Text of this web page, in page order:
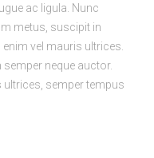
ac ligula. Nunc
metus, suscipit in
vel mauris ultrices.
semper neque auctor.
ultrices, semper tempus